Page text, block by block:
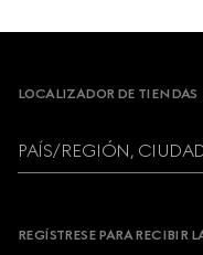
Footer
LOCALIZADOR DE TIENDAS
PAÍS/REGIÓN,
REGÍSTRESE PARA RECIBIR